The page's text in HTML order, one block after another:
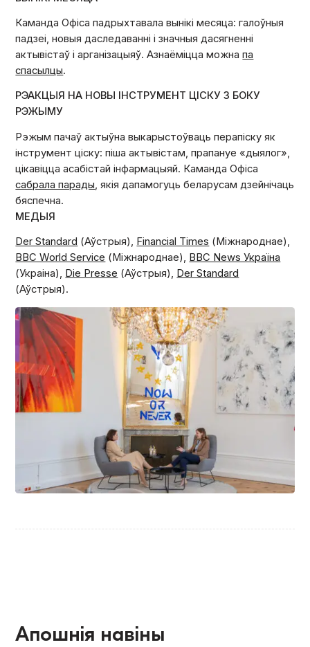
Каманда Офіса падрыхтавала вынікі месяца: галоўныя
падзеі, новыя даследаванні і значныя дасягненні
актывістаў і арганізацыяў. Азнаёміцца можнапа
спасылцы.
РЭАКЦЫЯ НА НОВЫ ІНСТРУМЕНТ ЦІСКУ З БОКУ
РЭЖЫМУ
Рэжым пачаў актыўна выкарыстоўваць перапіску як
інструмент ціску: піша актывістам, прапануе «дыялог»,
цікавіцца асабістай інфармацыяй. Каманда Офіса
сабрала парады, якія дапамогуць беларусам дзейнічаць
бяспечна.
МЕДЫЯ
Der Standard (Аўстрыя), Financial Times (Міжнароднае),
BBC World Service (Міжнароднае), BBC News Україна
(Украіна), Die Presse (Аўстрыя), Der Standard
(Аўстрыя).
Апошнія навіны